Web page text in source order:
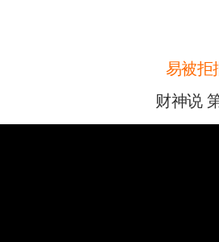
易被拒
财神说